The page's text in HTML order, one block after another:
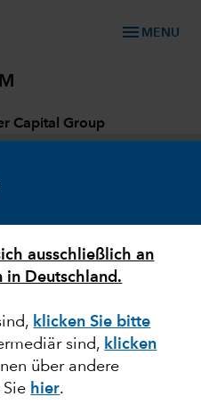
ausschließlich an
in Deutschland.
klicken Sie bitte
sind, klicken
über andere
hier.
menu MENU
Capital Group
die